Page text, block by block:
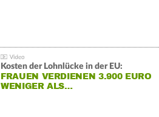
Kosten der Lohnlücke in der EU:
FRAUEN VERDIENEN 3.900 EURO
WENIGER ALS…